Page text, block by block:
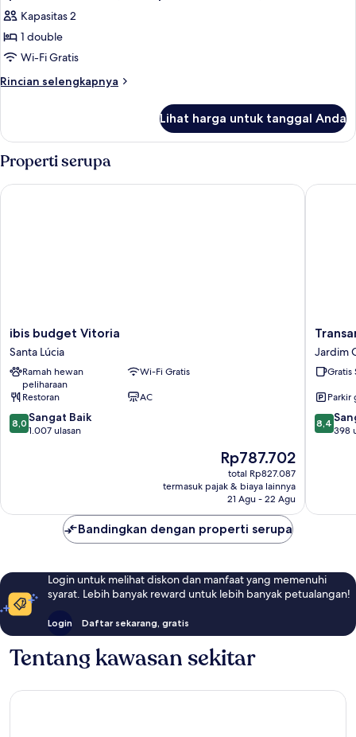
Tempat
Tidur
Twin
foto
untuk
Apartemen
Standar,
Tidur
akses
difabel
Kapasitas 2
1 double
Wi-Fi Gratis
Rincian selengkapnya
Rincian
Apartemen
Standar,
1
Tempat
Tidur
Lihat harga untuk tanggal Anda
Properti serupa
ibis
budget
Vitoria
Santa
Lúcia
ibis budget Vitoria
Santa Lúcia
Ramah hewan
peliharaan
Wi-Fi Gratis
Restoran
AC
8.0
dari
8,0 Sangat Baik
1.007 ulasan
Harga
sekarang
Rp787.702
Rp787.702
total Rp827.087
termasuk pajak & biaya lainnya
21 Agu - 22 Agu
ibis budget Vitoria
Fit
Vitória
Praia
Camburi
Jardim
Camburi
Jardim
Gratis
Parkir
8.4
dari
8,4
398
Bandingkan dengan properti serupa
Login untuk melihat diskon dan manfaat yang memenuhi
syarat. Lebih banyak reward untuk lebih banyak petualangan!
Login Daftar sekarang, gratis
Tentang kawasan sekitar